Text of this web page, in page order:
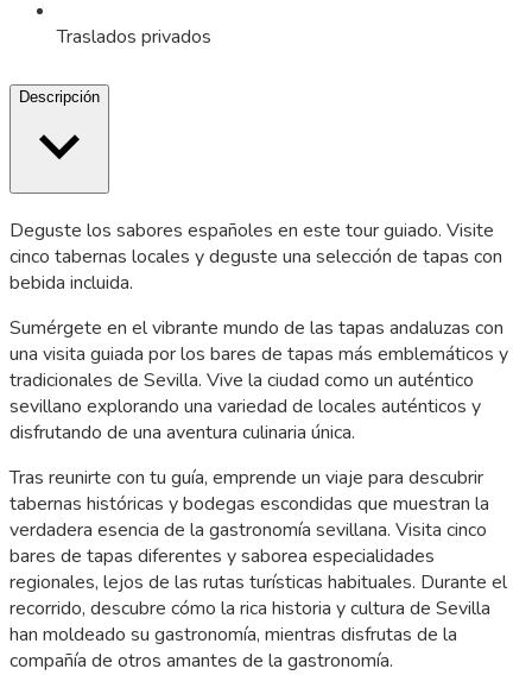
Traslados privados
Descripción
Deguste los sabores españoles en este tour guiado. Visite
cinco tabernas locales y deguste una selección de tapas con
bebida incluida.
Sumérgete en el vibrante mundo de las tapas andaluzas con
una visita guiada por los bares de tapas más emblemáticos y
tradicionales de Sevilla. Vive la ciudad como un auténtico
sevillano explorando una variedad de locales auténticos y
disfrutando de una aventura culinaria única.
Tras reunirte con tu guía, emprende un viaje para descubrir
tabernas históricas y bodegas escondidas que muestran la
verdadera esencia de la gastronomía sevillana. Visita cinco
bares de tapas diferentes y saborea especialidades
regionales, lejos de las rutas turísticas habituales. Durante el
recorrido, descubre cómo la rica historia y cultura de Sevilla
han moldeado su gastronomía, mientras disfrutas de la
compañía de otros amantes de la gastronomía.